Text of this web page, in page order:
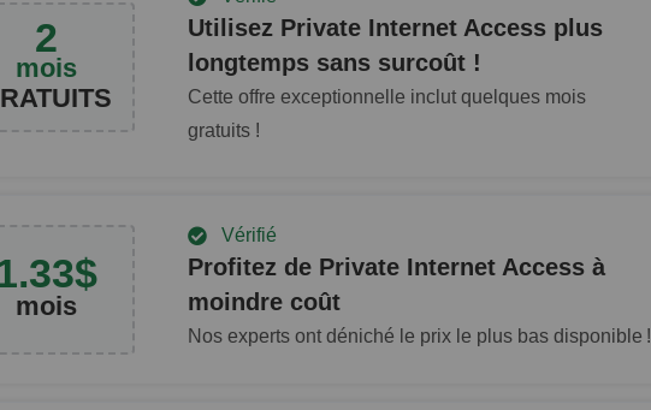
2
mois
Utilisez Private Internet Access plus
longtemps sans surcoût !
Cette offre exceptionnelle inclut quelques mois
gratuits !
$
mois
Vérifié
Profitez de Private Internet Access à
moindre coût
Nos experts ont déniché le prix le plus bas disponible !